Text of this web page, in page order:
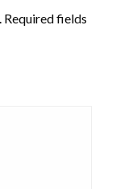
Required fields